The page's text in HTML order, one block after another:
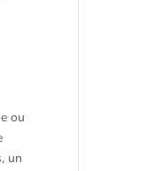
ou
un